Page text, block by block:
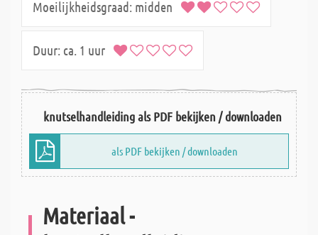
Moeilijkheidsgraad: midden
Duur: ca. 1 uur
knutselhandleiding als PDF bekijken / downloaden
als PDF bekijken / downloaden
Materiaal -